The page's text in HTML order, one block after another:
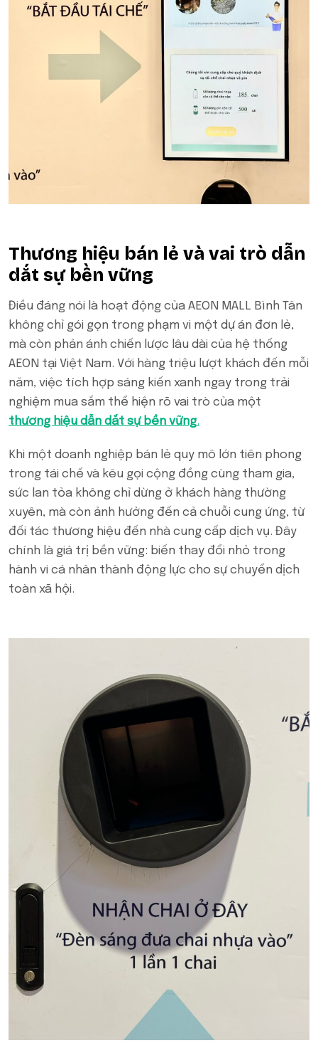
Thương hiệu bán lẻ và vai trò dẫn
dắt sự bền vững
Điều đáng nói là hoạt động của AEON MALL Bình Tân
không chỉ gói gọn trong phạm vi một dự án đơn lẻ,
mà còn phản ánh chiến lược lâu dài của hệ thống
AEON tại Việt Nam. Với hàng triệu lượt khách đến mỗi
năm, việc tích hợp sáng kiến xanh ngay trong trải
nghiệm mua sắm thể hiện rõ vai trò của một
thương hiệu dẫn dắt sự bền vững.
Khi một doanh nghiệp bán lẻ quy mô lớn tiên phong
trong tái chế và kêu gọi cộng đồng cùng tham gia,
sức lan tỏa không chỉ dừng ở khách hàng thường
xuyên, mà còn ảnh hưởng đến cả chuỗi cung ứng, từ
đối tác thương hiệu đến nhà cung cấp dịch vụ. Đây
chính là giá trị bền vững: biến thay đổi nhỏ trong
hành vi cá nhân thành động lực cho sự chuyển dịch
toàn xã hội.